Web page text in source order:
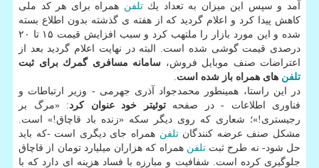
آمد و سپس این میزان به تعداد یكتلفن همراه برای هر كد ملی
كاهش پیدا كرد و اعلام گردید كه از هفته ی گذشته بدون اطلاع بسته
شده و این مورد بازار را ملتهب كرد و سبب افزایش قیمت ۱۵ تا ۲۰
درصدی قیمت گوشی شده است. البته در نهایت اعلام گردید بعد از
اعتراضات صنف موبایل فروش، سامانه مسافری گمرك برای ثبت
تلفن های همراه باز شده است.
در این راستا، همینطور محمدجواد آذری جهرمی - وزیر ارتباطات و
فناوری اطلاعات - در صفحه توئیتر خود عنوان كرد: «مرگ بر
رجیستری!»؛ شعاری كه روی دیگر سكه «زنده باد قاچاق!» است.
مشكل صنف عرضه كنندگانتلفن همراه جای دیگری است -كه باید
حل شود- نه طرح ثبتتلفن همراه كه هزاران میلیارد تومان از قاچاق
جلوگیری كرده است. شفافیت و مبارزه با فساد هزینه ای دارد كه با